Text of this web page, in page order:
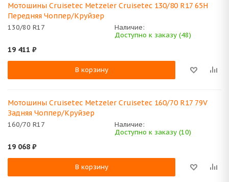
Мотошины Cruisetec Metzeler Cruisetec 130/80 R17 65H
Передняя Чоппер/Круйзер
130/80 R17
Наличие:
Доступно к заказу (48)
19 411 ₽
В корзину
Мотошины Cruisetec Metzeler Cruisetec 160/70 R17 79V
Задняя Чоппер/Круйзер
160/70 R17
Наличие:
Доступно к заказу (10)
19 068 ₽
В корзину